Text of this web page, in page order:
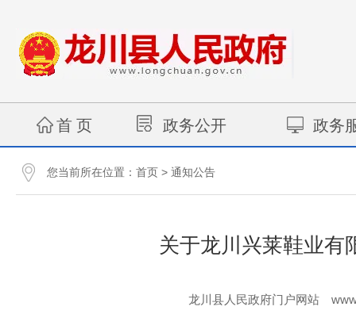
首 页 政务公开 政务
您当前所在位置： 首页 > 通知公告
关于龙川兴莱鞋业有
龙川县人民政府门户网站